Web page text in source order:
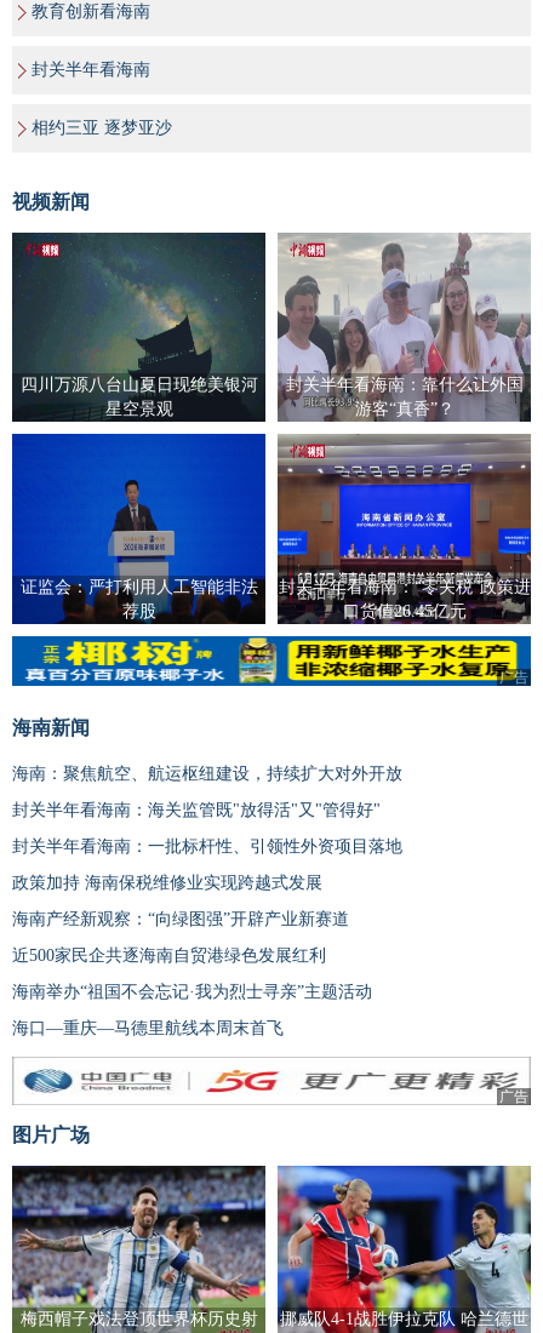
教育创新看海南
封关半年看海南
相约三亚 逐梦亚沙
视频新闻
四川万源八台山夏日现绝美银河
星空景观
封关半年看海南：靠什么让外国
游客“真香”？
证监会：严打利用人工智能非法
荐股
封关半年看海南：“零关税”政策进
口货值26.45亿元
广告
海南新闻
海南：聚焦航空、航运枢纽建设，持续扩大对外开放
封关半年看海南：海关监管既"放得活"又"管得好"
封关半年看海南：一批标杆性、引领性外资项目落地
政策加持 海南保税维修业实现跨越式发展
海南产经新观察：“向绿图强”开辟产业新赛道
近500家民企共逐海南自贸港绿色发展红利
海南举办“祖国不会忘记·我为烈士寻亲”主题活动
海口—重庆—马德里航线本周末首飞
广告
图片广场
梅西帽子戏法登顶世界杯历史射 挪威队4-1战胜伊拉克队 哈兰德世